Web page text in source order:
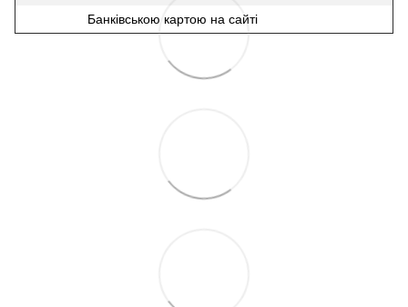
Банківською картою на сайті